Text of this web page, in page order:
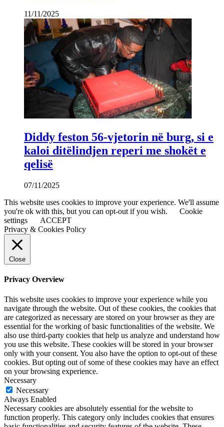
11/11/2025
Diddy feston 56-vjetorin në burg, si e
kaloi ditëlindjen reperi me shokët e
qelisë
07/11/2025
This website uses cookies to improve your experience. We'll assume
you're ok with this, but you can opt-out if you wish.
Cookie
settings
ACCEPT
Privacy & Cookies Policy
Close
Privacy Overview
This website uses cookies to improve your experience while you
navigate through the website. Out of these cookies, the cookies that
are categorized as necessary are stored on your browser as they are
essential for the working of basic functionalities of the website. We
also use third-party cookies that help us analyze and understand how
you use this website. These cookies will be stored in your browser
only with your consent. You also have the option to opt-out of these
cookies. But opting out of some of these cookies may have an effect
on your browsing experience.
Necessary
Necessary
Always Enabled
Necessary cookies are absolutely essential for the website to
function properly. This category only includes cookies that ensures